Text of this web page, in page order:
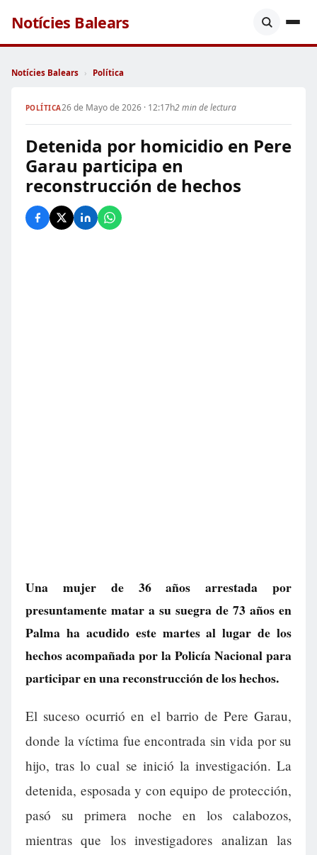
Notícies Balears
Notícies Balears › Política
POLÍTICA26 de Mayo de 2026 · 12:17h2 min de lectura
Detenida por homicidio en Pere
Garau participa en
reconstrucción de hechos
Una mujer de 36 años arrestada por
presuntamente matar a su suegra de 73 años en
Palma ha acudido este martes al lugar de los
hechos acompañada por la Policía Nacional para
participar en una reconstrucción de los hechos.
El suceso ocurrió en el barrio de Pere Garau,
donde la víctima fue encontrada sin vida por su
hijo, tras lo cual se inició la investigación. La
detenida, esposada y con equipo de protección,
pasó su primera noche en los calabozos,
mientras que los investigadores analizan las